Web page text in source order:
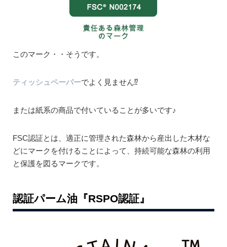
このマーク・・そうです。
ティッシュペーパーでよく見ません⁉︎
または紙系の商品で付いていることが多いです♪
FSC認証とは、適正に管理された森林から産出した木材な
どにマークを付けることによって、持続可能な森林の利用
と保護を図るマークです。
認証パーム油『RSPO認証』